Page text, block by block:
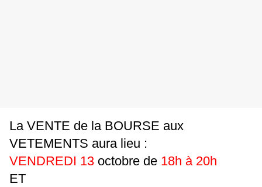
La VENTE de la BOURSE aux
VETEMENTS aura lieu :
VENDREDI 13 octobre de 18h à 20h
ET